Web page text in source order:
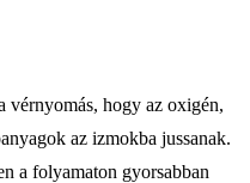
vérnyomás, hogy az oxigén,
az izmokba jussanak.
a folyamaton gyorsabban